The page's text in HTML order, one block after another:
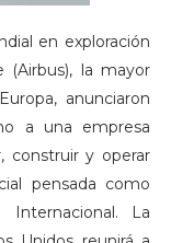
en exploración
(Airbus), la mayor
anunciaron
a una empresa
construir y operar
pensada como
Internacional. La